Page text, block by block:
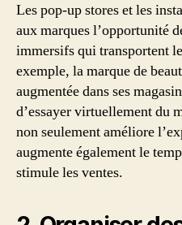
Les pop-up stores et les
aux marques l’opportunité
immersifs qui transportent
exemple, la marque de
augmentée dans ses
d’essayer virtuellement du
non seulement améliore
augmente également le
stimule les ventes.